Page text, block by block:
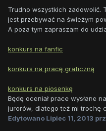
Trudno wszystkich zadowolić.
jest przebywać na świeżym
A poza tym zapraszam do
konkurs na fanfic
konkurs na pracę graficzną
konkurs na piosenkę
Będę oceniał prace wysłane
jurorów, dlatego też mi trochę
Edytowano Lipiec 11, 2013